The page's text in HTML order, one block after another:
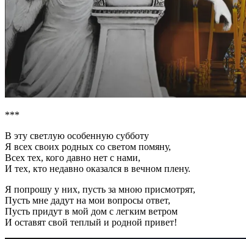
***
В эту светлую особенную субботу
Я всех своих родных со светом помяну,
Всех тех, кого давно нет с нами,
И тех, кто недавно оказался в вечном плену.
Я попрошу у них, пусть за мною присмотрят,
Пусть мне дадут на мои вопросы ответ,
Пусть придут в мой дом с легким ветром
И оставят свой теплый и родной привет!